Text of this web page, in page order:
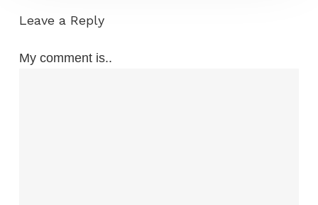
Leave a Reply
My comment is..